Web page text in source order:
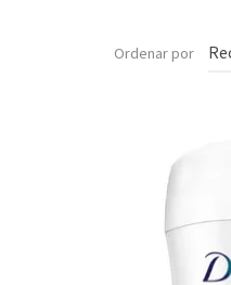
Ordenar por